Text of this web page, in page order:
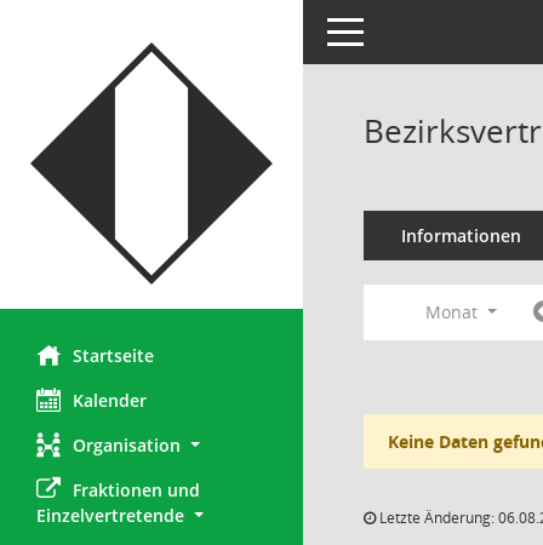
Startseite
Kalender
Organisation
Fraktionen und
Einzelvertretende
Toggle navigation
Informationen
Monat
Keine Daten
Letzte Änderung: